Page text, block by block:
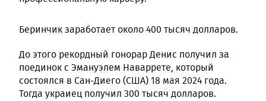
Беринчик заработает около 400 тысяч долларов.
До этого рекордный гонорар Денис получил за
поединок с Эмануэлем Наваррете, который
состоялся в Сан-Диего (США) 18 мая 2024 года.
Тогда украиец получил 300 тысяч долларов.